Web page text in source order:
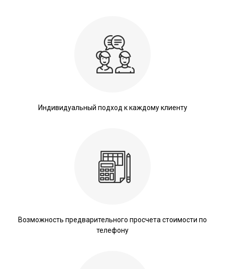
Индивидуальный подход к каждому клиенту
Возможность предварительного просчета стоимости по
телефону